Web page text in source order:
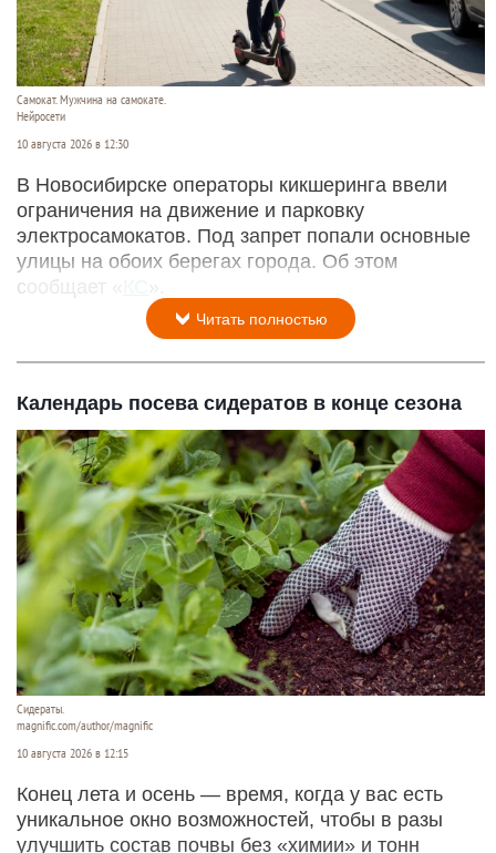
Самокат. Мужчина на самокате.
Нейросети
10 августа 2026 в 12:30
В Новосибирске операторы кикшеринга ввели
ограничения на движение и парковку
электросамокатов. Под запрет попали основные
улицы на обоих берегах города. Об этом
сообщает « КС
Читать полностью
Календарь посева сидератов в конце сезона
Сидераты.
magnific.com/author/magnific
10 августа 2026 в 12:15
Конец лета и осень — время, когда у вас есть
уникальное окно возможностей, чтобы в разы
улучшить состав почвы без «химии» и тонн